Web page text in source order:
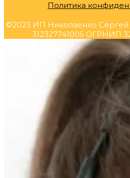
Политика
©2023 ИП Николаенко
312327741005 ОГРНИП